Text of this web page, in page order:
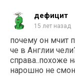
дефицит
15 лет назад
почему он мчит
че в Англии
справа..похоже
нарошно не